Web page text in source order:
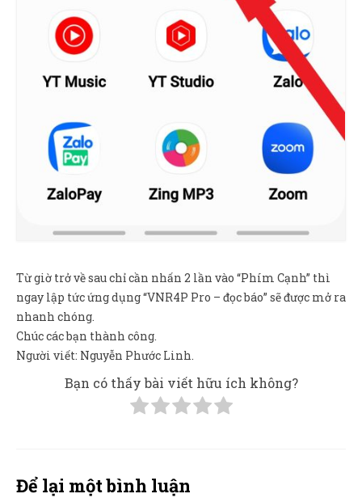
Từ giờ trở về sau chỉ cần nhấn 2 lần vào “Phím Cạnh” thì
ngay lập tức ứng dụng “VNR4P Pro – đọc báo” sẽ được mở ra
nhanh chóng.
Chúc các bạn thành công.
Người viết: Nguyễn Phước Linh.
Bạn có thấy bài viết hữu ích không?
Để lại một bình luận